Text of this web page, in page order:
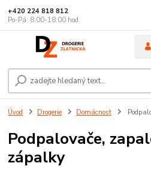
+420 224 818 812
Po-Pá: 8:00-18:00 hod.
Úvod Drogerie Domácnost
Podpalovače,
zápalky